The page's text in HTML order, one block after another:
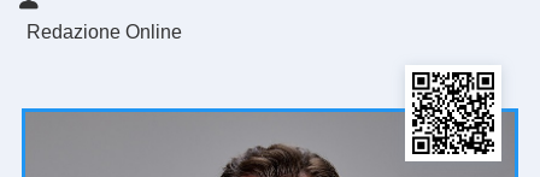
Redazione Online